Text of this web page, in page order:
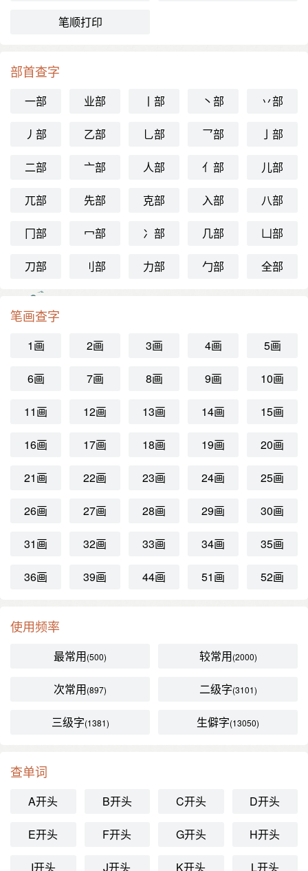
笔顺打印
部首查字
一部 业部 丨部 丶部 丷部
丿部 乙部 乚部 乛部 亅部
二部 亠部 人部 亻部 儿部
兀部 先部 克部 入部 八部
冂部 冖部 冫部 几部 凵部
刀部 刂部 力部 勹部 全部
笔画查字
1画 2画 3画 4画 5画
6画 7画 8画 9画 10画
11画 12画 13画 14画 15画
16画 17画 18画 19画 20画
21画 22画 23画 24画 25画
26画 27画 28画 29画 30画
31画 32画 33画 34画 35画
36画 39画 44画 51画 52画
使用频率
最常用(500) 较常用(2000)
次常用(897) 二级字(3101)
三级字(1381) 生僻字(13050)
查单词
A开头 B开头 C开头 D开头
E开头 F开头 G开头 H开头
I开头 J开头 K开头 L开头